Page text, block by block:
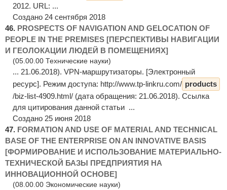
2012. URL: ...
Создано 24 сентября 2018
46. PROSPECTS OF NAVIGATION AND GELOCATION OF
PEOPLE IN THE PREMISES [ПЕРСПЕКТИВЫ НАВИГАЦИИ
И ГЕОЛОКАЦИИ ЛЮДЕЙ В ПОМЕЩЕНИЯХ]
(05.00.00 Технические науки)
... 21.06.2018). VPN-маршрутизаторы. [Электронный
ресурс]. Режим доступа: http://www.tp-linkru.com/ products
/biz-list-4909.html/ (дата обращения: 21.06.2018). Ссылка
для цитирования данной статьи ...
Создано 25 июня 2018
47. FORMATION AND USE OF MATERIAL AND TECHNICAL
BASE OF THE ENTERPRISE ON AN INNOVATIVE BASIS
[ФОРМИРОВАНИЕ И ИСПОЛЬЗОВАНИЕ МАТЕРИАЛЬНО-
ТЕХНИЧЕСКОЙ БАЗЫ ПРЕДПРИЯТИЯ НА
ИННОВАЦИОННОЙ ОСНОВЕ]
(08.00.00 Экономические науки)